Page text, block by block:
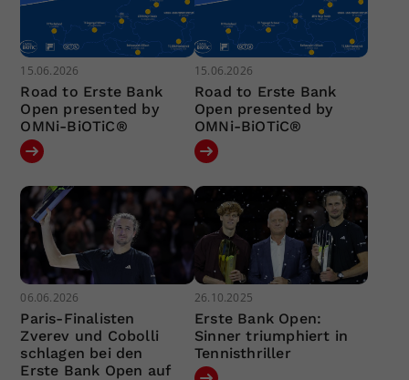
15.06.2026
Road to Erste Bank
Open presented by
OMNi-BiOTiC®
15.06.2026
Road to Erste Bank
Open presented by
OMNi-BiOTiC®
06.06.2026
Paris-Finalisten
Zverev und Cobolli
schlagen bei den
Erste Bank Open auf
26.10.2025
Erste Bank Open:
Sinner triumphiert in
Tennisthriller